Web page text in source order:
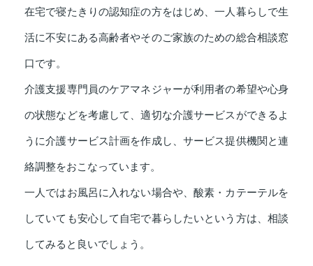
在宅で寝たきりの認知症の方をはじめ、一人暮らしで生
活に不安にある高齢者やそのご家族のための総合相談窓
口です。
介護支援専門員のケアマネジャーが利用者の希望や心身
の状態などを考慮して、適切な介護サービスができるよ
うに介護サービス計画を作成し、サービス提供機関と連
絡調整をおこなっています。
一人ではお風呂に入れない場合や、酸素・カテーテルを
していても安心して自宅で暮らしたいという方は、相談
してみると良いでしょう。